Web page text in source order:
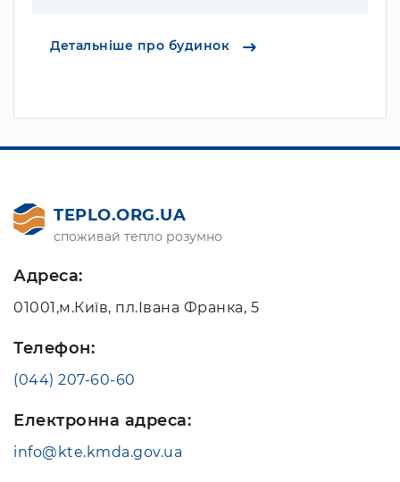
Детальніше про будинок
TEPLO.ORG.UA
споживай тепло розумно
Адреса:
01001,м.Київ, пл.Івана Франка, 5
Телефон:
(044) 207-60-60
Електронна адреса:
info@kte.kmda.gov.ua